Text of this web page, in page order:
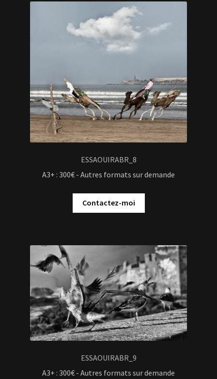
ESSAOUIRABR_8
A3+ : 300€ - Autres formats sur demande
Contactez-moi
ESSAOUIRABR_9
A3+ : 300€ - Autres formats sur demande